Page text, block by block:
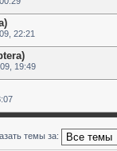
22:21
19:49
темы за: